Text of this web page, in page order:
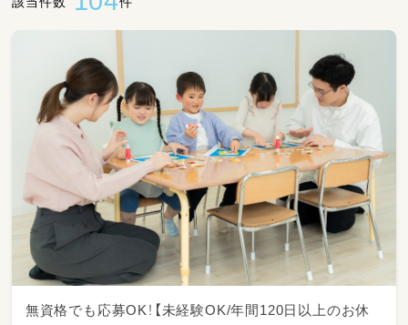
無資格でも応募OK！【未経験OK/年間120日以上のお休